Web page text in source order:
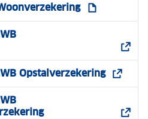
Opstalverzekering